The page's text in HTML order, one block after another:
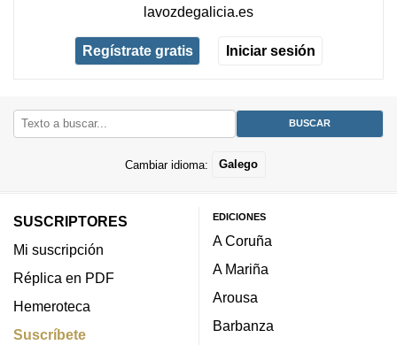
lavozdegalicia.es
Regístrate gratis Iniciar sesión
Cambiar idioma: Galego
SUSCRIPTORES
Mi suscripción
Réplica en PDF
Hemeroteca
Suscríbete
EDICIONES
A Coruña
A Mariña
Arousa
Barbanza